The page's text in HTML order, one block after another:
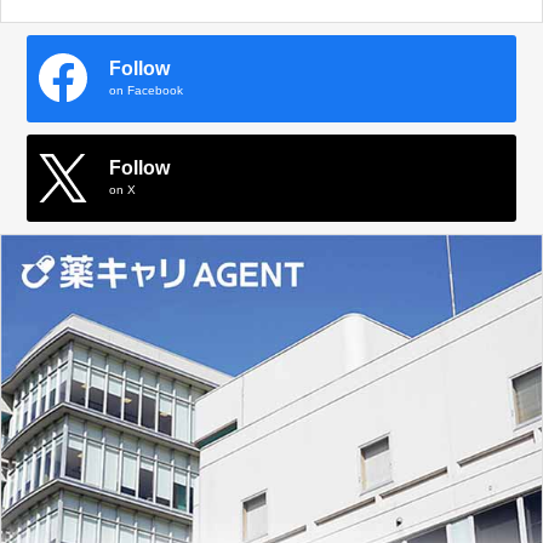
Follow
on Facebook
Follow
on X